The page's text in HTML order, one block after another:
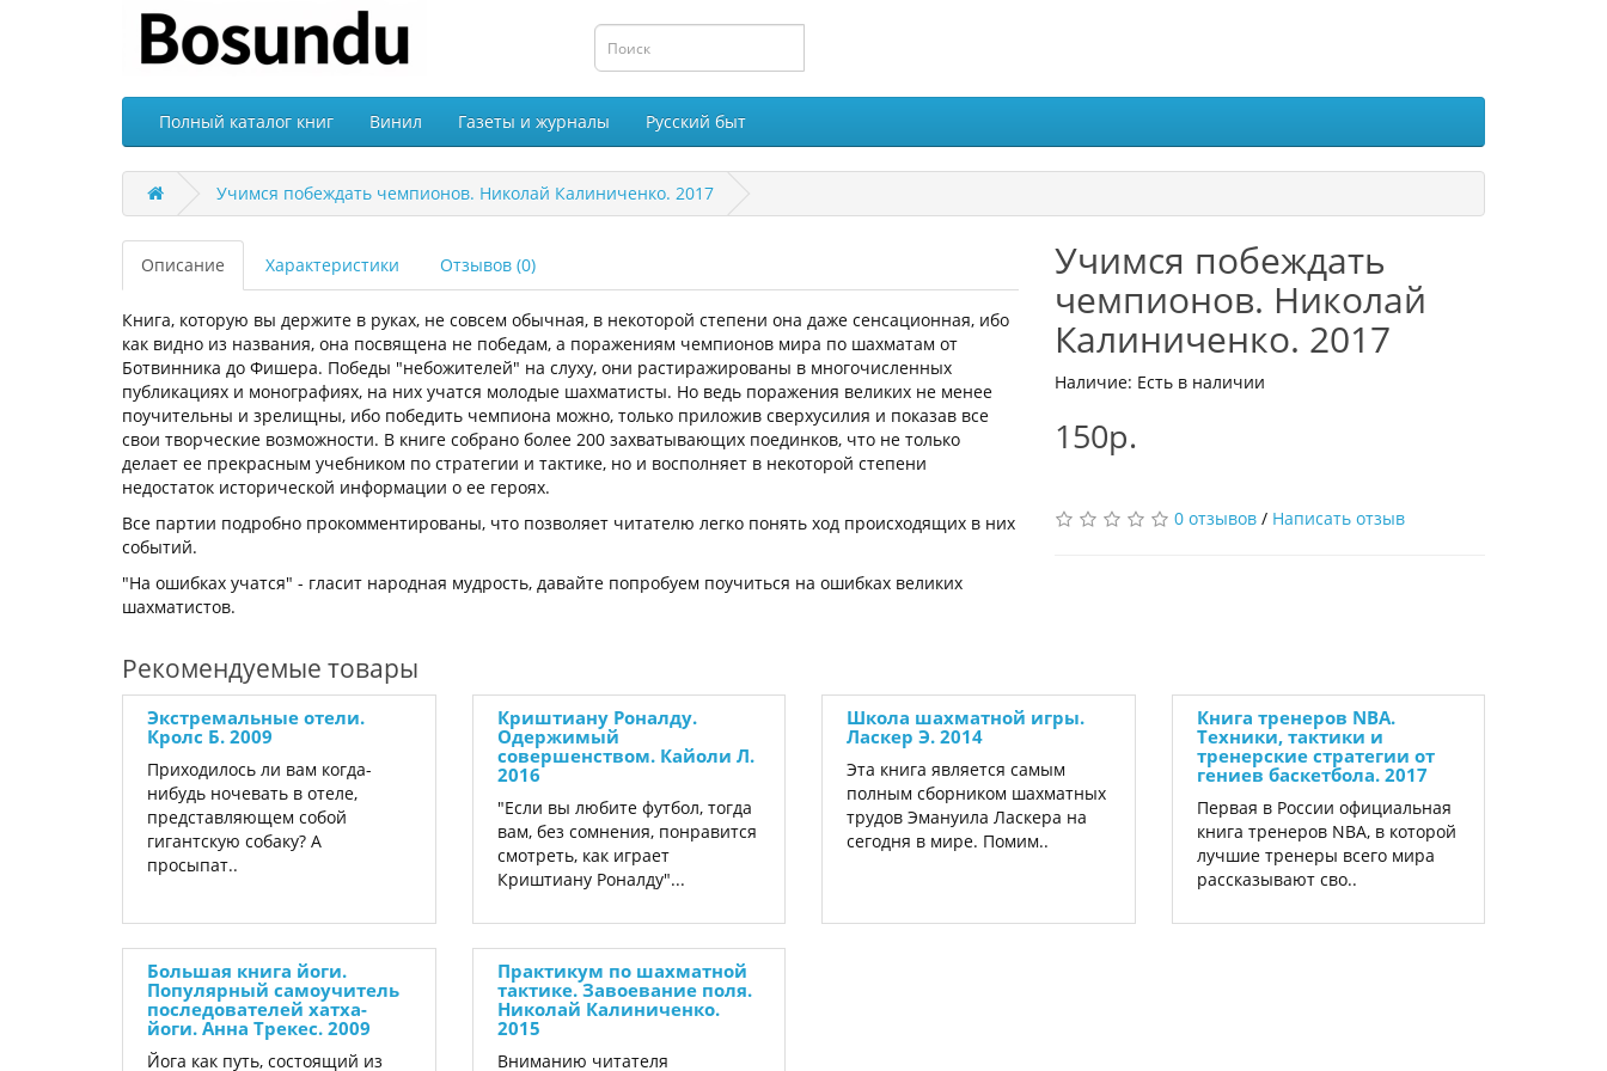
Полный каталог книг Винил Газеты и журналы Русский быт
Учимся побеждать чемпионов. Николай Калиниченко. 2017
Описание Характеристики Отзывов (0)
Книга, которую вы держите в руках, не совсем обычная, в некоторой степени она даже сенсационная, ибо
как видно из названия, она посвящена не победам, а поражениям чемпионов мира по шахматам от
Ботвинника до Фишера. Победы "небожителей" на слуху, они растиражированы в многочисленных
публикациях и монографиях, на них учатся молодые шахматисты. Но ведь поражения великих не менее
поучительны и зрелищны, ибо победить чемпиона можно, только приложив сверхусилия и показав все
свои творческие возможности. В книге собрано более 200 захватывающих поединков, что не только
делает ее прекрасным учебником по стратегии и тактике, но и восполняет в некоторой степени
недостаток исторической информации о ее героях.
Все партии подробно прокомментированы, что позволяет читателю легко понять ход происходящих в них
событий.
"На ошибках учатся" - гласит народная мудрость, давайте попробуем поучиться на ошибках великих
шахматистов.
Учимся побеждать
чемпионов. Николай
Калиниченко. 2017
Наличие: Есть в наличии
150р.
0 отзывов / Написать отзыв
Рекомендуемые товары
Экстремальные отели.
Кролс Б. 2009
Приходилось ли вам когда-
нибудь ночевать в отеле,
представляющем собой
гигантскую собаку? А
просыпат..
Криштиану Роналду.
Одержимый
совершенством. Кайоли Л.
2016
"Если вы любите футбол, тогда
вам, без сомнения, понравится
смотреть, как играет
Криштиану Роналду"...
Школа шахматной игры.
Ласкер Э. 2014
Эта книга является самым
полным сборником шахматных
трудов Эмануила Ласкера на
сегодня в мире. Помим..
Книга тренеров NBA.
Техники, тактики и
тренерские стратегии от
гениев баскетбола. 2017
Первая в России официальная
книга тренеров NBA, в которой
лучшие тренеры всего мира
рассказывают сво..
Большая книга йоги.
Популярный самоучитель
последователей хатха-
йоги. Анна Трекес. 2009
Йога как путь, состоящий из
Практикум по шахматной
тактике. Завоевание поля.
Николай Калиниченко.
2015
Вниманию читателя